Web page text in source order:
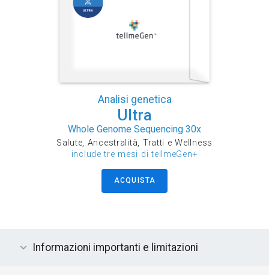
Analisi genetica
Ultra
Whole Genome Sequencing 30x
Salute, Ancestralità, Tratti e Wellness
include tre mesi di tellmeGen+
ACQUISTA
Informazioni importanti e limitazioni